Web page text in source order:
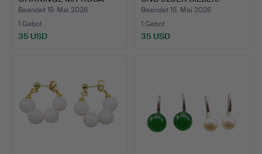
PERLE.
Beendet 19. Mai 2026
1 Gebot
35 USD
Beendet 15. Mai 2026
1 Gebot
35 USD